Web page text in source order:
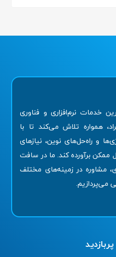
خدمات نرم‌افزاری و فناوری
همواره تلاش می‌کند تا با
و راه‌حل‌های نوین، نیازهای
ممکن برآورده کند. ما در سافت
مشاوره در زمینه‌های مختلف
می‌پردازیم.
پربازدید